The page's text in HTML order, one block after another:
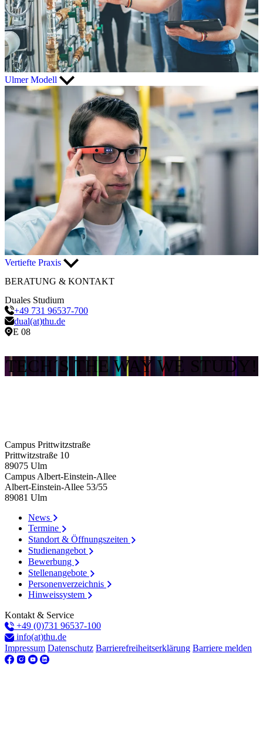
Ulmer Modell
Vertiefte Praxis
BERATUNG & KONTAKT
Duales Studium
+49 731 96537-700
dual(at)thu.de
E 08
TECH´S THE WAY WE STUDY!
Campus Prittwitzstraße
Prittwitzstraße 10
89075 Ulm
Campus Albert-Einstein-Allee
Albert-Einstein-Allee 53/​55
89081 Ulm
News
Termine
Standort & Öffnungszeiten
Studienangebot
Bewerbung
Stellenangebote
Personenverzeichnis
Hinweissystem
Kontakt & Service
+49 (0)731 96537-100
info(at)thu.de
Impressum Datenschutz Barrierefreiheitserklärung Barriere melden